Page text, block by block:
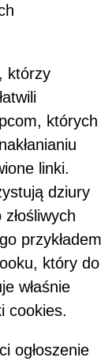
którzy
których
linki.
dziury
przykładem
który do
właśnie
cookies.
ogłoszenie